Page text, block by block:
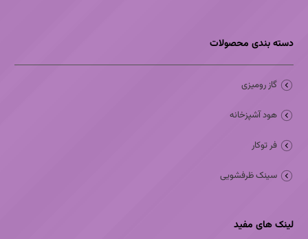
دسته بندی محصولات
گاز رومیزی
هود آشپزخانه
فر توکار
سینک ظرفشویی
لینک های مفید